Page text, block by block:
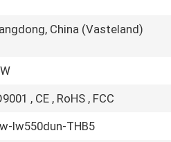
China (Vasteland)
, CE , RoHS , FCC
lw550dun-THB5